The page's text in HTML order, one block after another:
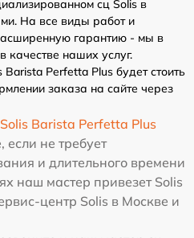
сц Solis в
На все виды работ и
гарантию - мы в
качестве наших услуг.
Perfetta Plus будет стоить
заказа на сайте через
Barista Perfetta Plus
если не требует
и длительного времени
наш мастер привезет Solis
центр Solis в Москве и